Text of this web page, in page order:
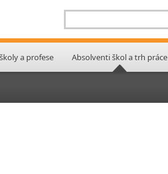
a profese Absolventi škol a trh práce